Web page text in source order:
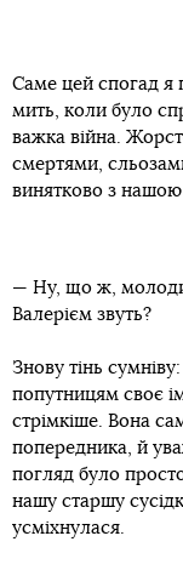
Саме цей спогад я
мить, коли було
важка війна.
смертями,
винятково з
— Ну, що ж,
Валерієм звуть?
Знову тінь
попутницям своє
стрімкіше. Вона
попередника, й
погляд було
нашу старшу
усміхнулася.